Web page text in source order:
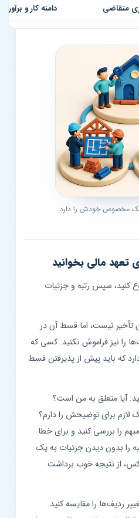
دامنه کار و برآورد هزینه
خودش را دارد.
مالی بخوانید
سپس رتبه و جزئیات
نیست، اما قسط آن در
نیز فراموش نکنید. کسی که
باید پیش از پذیرفتن قسط
متعلق به من است؟
برای توضیحش را دارم؟
را بررسی کنید و برای خطا
بدون دیدن جزئیات به یک
نتیجه خوب برداشت
را مقایسه کنید.